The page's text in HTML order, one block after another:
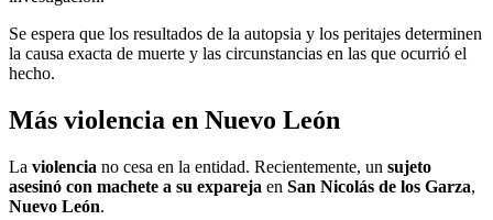
Se espera que los resultados de la autopsia y los peritajes determinen
la causa exacta de muerte y las circunstancias en las que ocurrió el
hecho.
Más violencia en Nuevo León
La violencia no cesa en la entidad. Recientemente, un sujeto
asesinó con machete a su expareja en San Nicolás de los Garza,
Nuevo León.